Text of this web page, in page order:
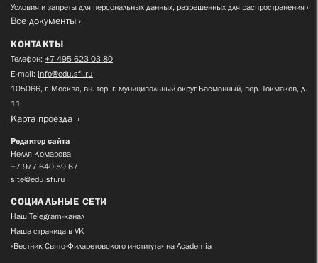
Условия и запреты для персональных данных, разрешенных для распространения
Все документы
КОНТАКТЫ
Телефон: +7 495 623 03 80
E-mail: info@edu.sfi.ru
105066, г. Москва, вн. тер. г. муниципальный округ Басманный, пер. Токмаков, д.
11
Карта проезда
Редактор сайта
Нелля Комарова
+7 977 640 59 67
site@edu.sfi.ru
СОЦИАЛЬНЫЕ СЕТИ
Наш Telegram-канал
Наша страница в VK
«Вестник Свято-Филаретовского института» на Academia